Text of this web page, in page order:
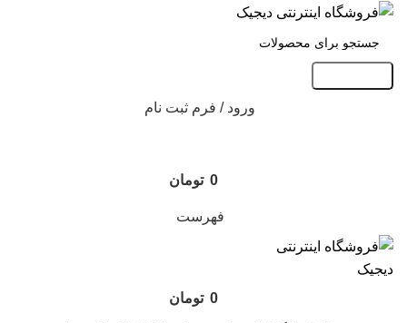
ورود / فرم ثبت نام
0 تومان
فهرست
0 تومان